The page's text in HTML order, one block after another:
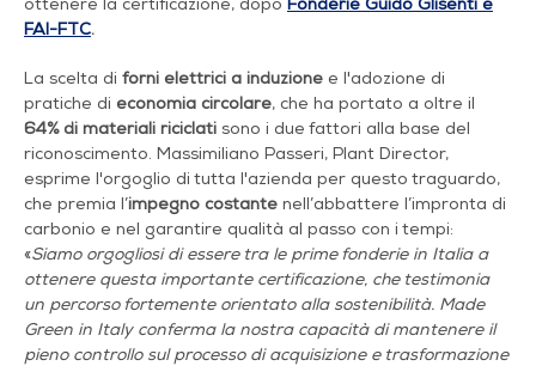
FAI-FTC.
La scelta di forni elettrici a induzione e l'adozione di
pratiche di economia circolare, che ha portato a oltre il
64% di materiali riciclati sono i due fattori alla base del
riconoscimento. Massimiliano Passeri, Plant Director,
esprime l'orgoglio di tutta l'azienda per questo traguardo,
che premia l’impegno costante nell’abbattere l’impronta di
carbonio e nel garantire qualità al passo con i tempi:
«Siamo orgogliosi di essere tra le prime fonderie in Italia a
ottenere questa importante certificazione, che testimonia
un percorso fortemente orientato alla sostenibilità. Made
Green in Italy conferma la nostra capacità di mantenere il
pieno controllo sul processo di acquisizione e trasformazione